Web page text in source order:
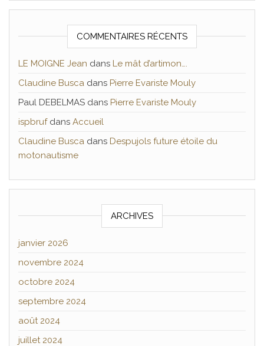
COMMENTAIRES RÉCENTS
LE MOIGNE Jean dans Le mât d’artimon….
Claudine Busca dans Pierre Evariste Mouly
Paul DEBELMAS dans Pierre Evariste Mouly
ispbrufdans Accueil
Claudine Busca dans Despujols future étoile du
motonautisme
ARCHIVES
janvier 2026
novembre 2024
octobre 2024
septembre 2024
août 2024
juillet 2024